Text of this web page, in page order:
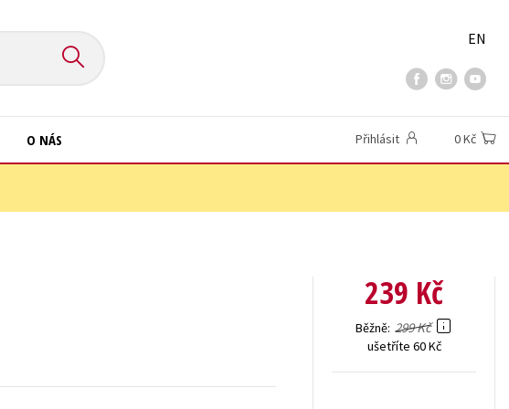
EN
O NÁS Přihlásit 0 Kč
239 Kč
Běžně 299 Kč
ušetříte 60 Kč